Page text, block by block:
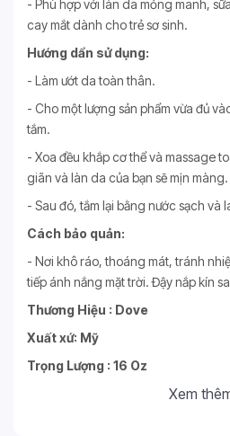
- Phù hợp với làn da mỏng manh,
cay mắt dành cho trẻ sơ sinh.
Hướng dẩn sử dụng:
- Làm ướt da toàn thân.
- Cho một lượng sản phẩm vừa đủ
tắm.
- Xoa đều khắp cơ thể và massage
giãn và làn da của bạn sẽ mịn màng.
- Sau đó, tắm lại bằng nước sạch và
Cách bảo quản:
- Nơi khô ráo, thoáng mát, tránh
tiếp ánh nắng mặt trời. Đậy nắp kín
Thương Hiệu : Dove
Xuất xứ: Mỹ
Trọng Lượng : 16 Oz
Xem